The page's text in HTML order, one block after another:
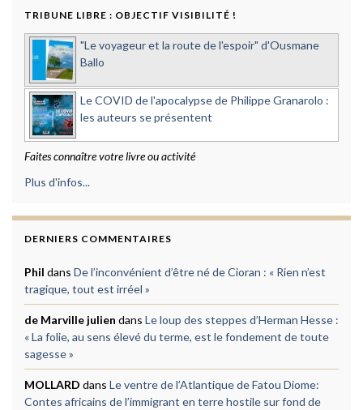
TRIBUNE LIBRE : OBJECTIF VISIBILITÉ !
"Le voyageur et la route de l'espoir" d'Ousmane
Ballo
Le COVID de l'apocalypse de Philippe Granarolo :
les auteurs se présentent
Faites connaître votre livre ou activité
Plus d'infos...
DERNIERS COMMENTAIRES
Phil dans De l’inconvénient d’être né de Cioran : « Rien n’est
tragique, tout est irréel »
de Marville julien dans Le loup des steppes d’Herman Hesse :
« La folie, au sens élevé du terme, est le fondement de toute
sagesse »
MOLLARD dans Le ventre de l’Atlantique de Fatou Diome:
Contes africains de l’immigrant en terre hostile sur fond de